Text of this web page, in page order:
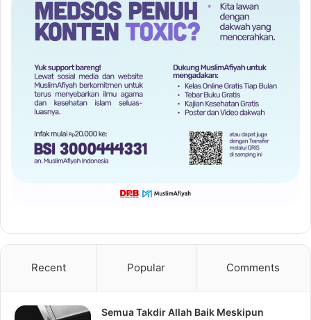
Recent Popular Comments
Semua Takdir Allah Baik Meskipun